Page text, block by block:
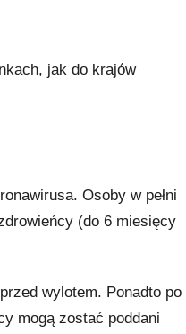
jak do krajów
Osoby w pełni
(do 6 miesięcy
wylotem. Ponadto po
mogą zostać poddani